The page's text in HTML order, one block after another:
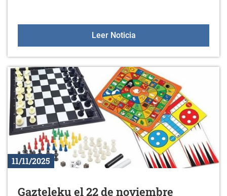
Leer NoticiaAulas +55 el 27 de
11/11/2025
Gazteleku el 22 de noviembre